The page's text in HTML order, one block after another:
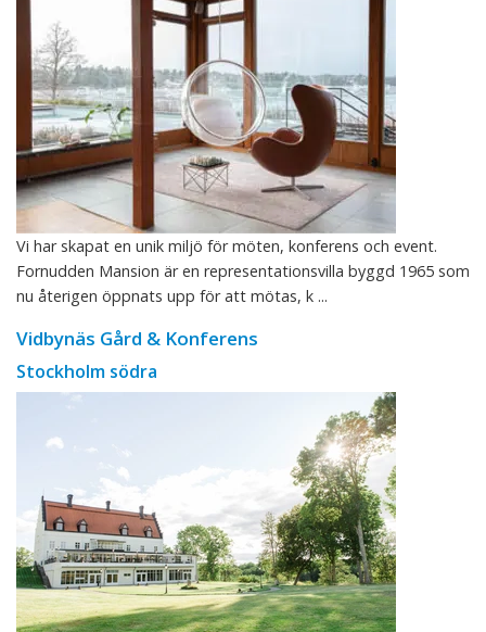
Vi har skapat en unik miljö för möten, konferens och event.
Fornudden Mansion är en representationsvilla byggd 1965 som
nu återigen öppnats upp för att mötas, k ...
Vidbynäs Gård & Konferens
Stockholm södra